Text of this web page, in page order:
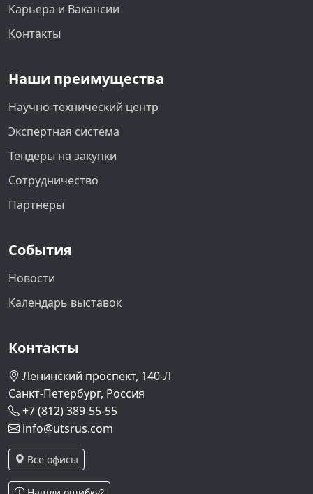
Карьера и Вакансии
Контакты
Наши преимущества
Научно-технический центр
Экспертная система
Тендеры на закупки
Сотрудничество
Партнеры
События
Новости
Календарь выставок
Контакты
Ленинский проспект, 140-Л
Санкт-Петербург, Россия
+7 (812) 389-55-55
info@utsrus.com
Все офисы